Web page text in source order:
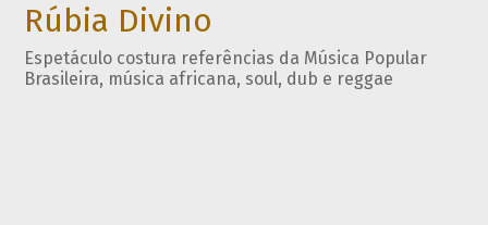
Rúbia Divino
Espetáculo costura referências da Música Popular
Brasileira, música africana, soul, dub e reggae